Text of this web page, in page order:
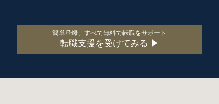
簡単登録、すべて無料で転職をサポート
転職支援を受けてみる ▶